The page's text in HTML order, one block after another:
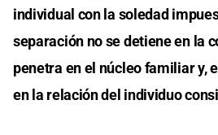
individual con la soledad
separación no se detiene en la
penetra en el núcleo familiar y,
en la relación del individuo